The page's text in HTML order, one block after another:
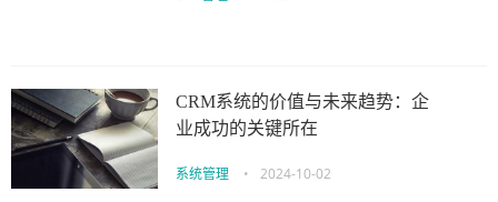
CRM系统的价值与未来趋势：企
业成功的关键所在
系统管理 • 2024-10-02